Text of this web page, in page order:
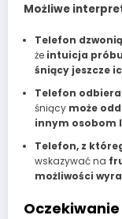
Możliwe
Telefon
że intuicja
śniący jeszcze
Telefon
śniący może
innym osobom
Telefon, z
wskazywać na
możliwości